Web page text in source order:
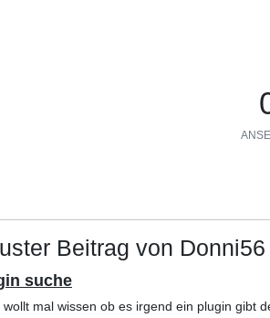
Beitrag von Donni56
suche
wollt mal wissen ob es irgend ein plugin gibt